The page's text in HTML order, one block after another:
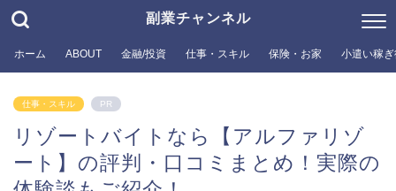
副業チャンネル
ホーム ABOUT 金融/投資 仕事・スキル 保険・お家 小遣い稼
仕事・スキル PR
リゾートバイトなら【アルファリゾ
ート】の評判・口コミまとめ！実際の